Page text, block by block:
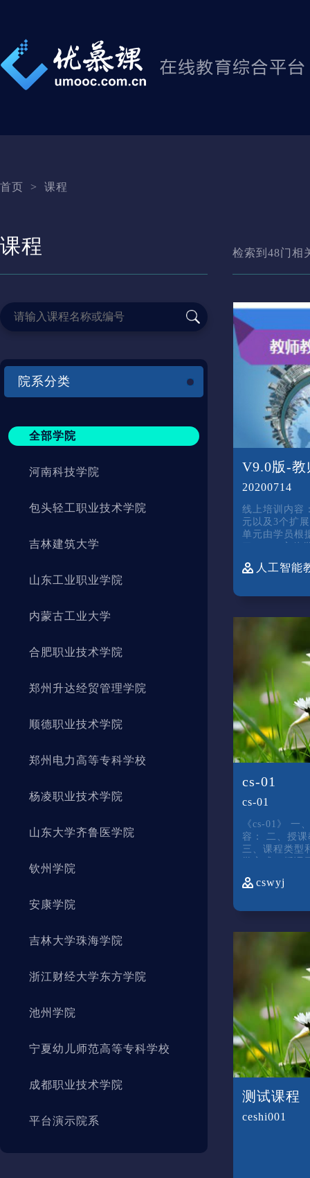
首页 > 课程
课程
院系分类
全部学院
河南科技学院
包头轻工职业技术学院
吉林建筑大学
山东工业职业学院
内蒙古工业大学
合肥职业技术学院
郑州升达经贸管理学院
顺德职业技术学院
郑州电力高等专科学校
杨凌职业技术学院
山东大学齐鲁医学院
钦州学院
安康学院
吉林大学珠海学院
浙江财经大学东方学院
池州学院
宁夏幼儿师范高等专科学校
成都职业技术学院
平台演示院系
检索到 48门相
V9.0版-
20200714
线上培训内容
元以及3个扩
单元由学员根
cs-01
cs-01
《cs-01》 一、主要目标和主要内
容： 二、授课教师和授课对象：
三、课程类型和
cswyj
测试课程
ceshi001